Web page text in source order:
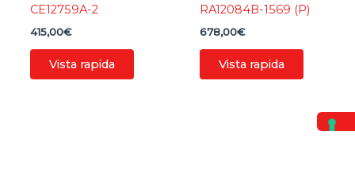
CE12759A-2
415,00€
Vista rapida
RA12084B-1569 (P)
678,00€
Vista rapida